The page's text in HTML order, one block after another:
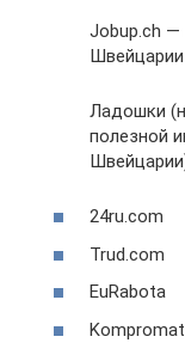
Jobup.ch —
Швейцарии
Ладошки
полезной
24ru.com
Trud.com
EuRabota